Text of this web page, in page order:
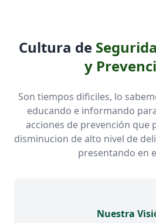
Cultura de
y
Son tiempos dificiles, lo
educando e informando
acciones de prevención que
disminucion de alto nivel de
presentando en
Nuestra